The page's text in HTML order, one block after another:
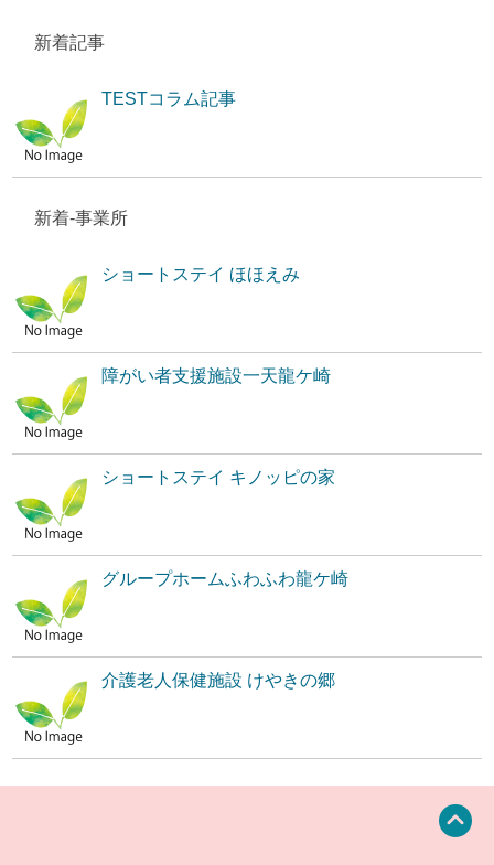
新着記事
TESTコラム記事
新着-事業所
ショートステイ ほほえみ
障がい者支援施設一天龍ケ崎
ショートステイ キノッピの家
グループホームふわふわ龍ケ崎
介護老人保健施設 けやきの郷